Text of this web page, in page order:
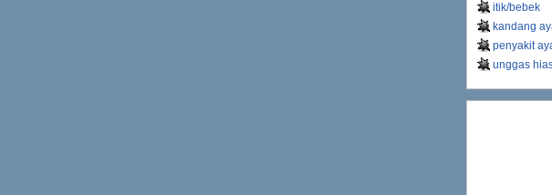
itik/bebek
kandang
penyakit
unggas